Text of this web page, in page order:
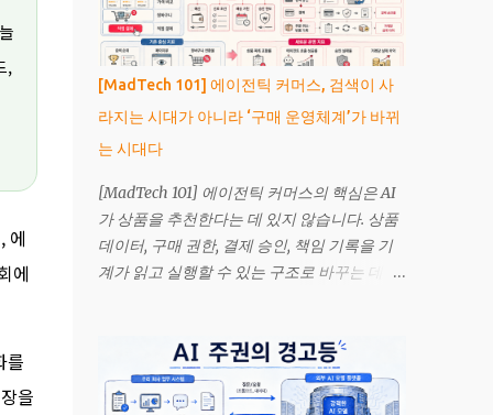
,
에
에
를
을
[MadTech 101] 에이전틱 커머스, 검색이 사
라지는 시대가 아니라 ‘구매 운영체계’가 바뀌
는 시대다
[MadTech 101] 에이전틱 커머스의 핵심은 AI
가 상품을 추천한다는 데 있지 않습니다. 상품
데이터, 구매 권한, 결제 승인, 책임 기록을 기
계가 읽고 실행할 수 있는 구조로 바꾸는 데 있
머스(Agentic Commerce)는 인공지능
(Artificial Intelligence, AI) 에이전트가 소비
자나 기업을 대신해 상품을 조사하고, 조건을